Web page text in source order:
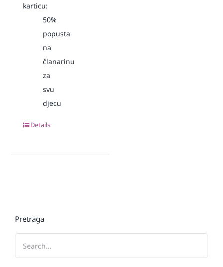
karticu:
50%
popusta
na
članarinu
za
svu
djecu
Details
Pretraga